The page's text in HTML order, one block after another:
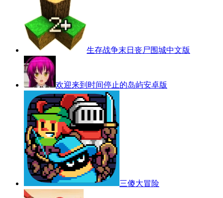
生存战争末日丧尸围城中文版
欢迎来到时间停止的岛屿安卓版
三傻大冒险